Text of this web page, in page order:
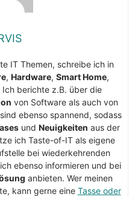
IT Themen, schreibe ich in
, Hardware, Smart Home,
berichte z.B. über die
von Software als auch von
sind ebenso spannend, sodass
und Neuigkeiten aus der
ich Taste-of-IT als eigene
bei wiederkehrenden
ebenso informieren und bei
anbieten. Wer meinen
kann gerne eine Tasse oder